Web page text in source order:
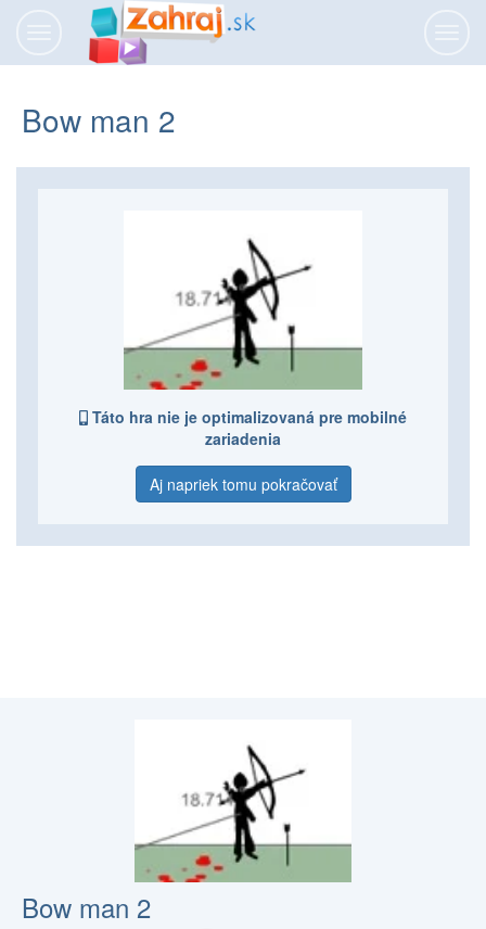
navigáciu
Bow man 2
Táto hra nie je optimalizovaná pre mobilné
zariadenia
Aj napriek tomu pokračovať
Bow man 2